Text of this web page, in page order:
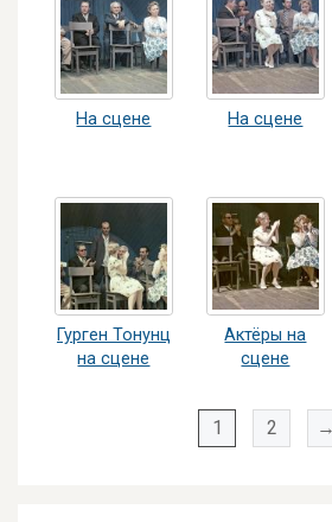
На сцене На сцене
Гурген Тонунц
на сцене
Актёры на
сцене
1 2 →